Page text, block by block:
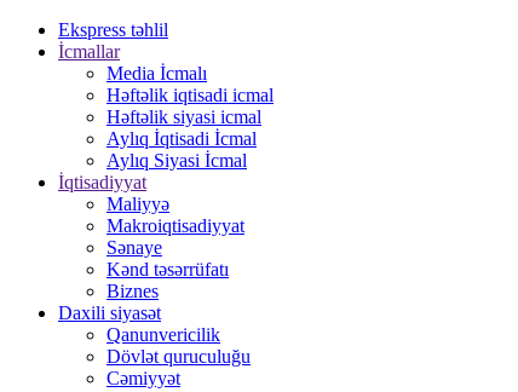
Ekspress təhlil
İcmallar
Media İcmalı
Həftəlik iqtisadi icmal
Həftəlik siyasi icmal
Aylıq İqtisadi İcmal
Aylıq Siyasi İcmal
İqtisadiyyat
Maliyyə
Makroiqtisadiyyat
Sənaye
Kənd təsərrüfatı
Biznes
Daxili siyasət
Qanunvericilik
Dövlət quruculuğu
Cəmiyyət